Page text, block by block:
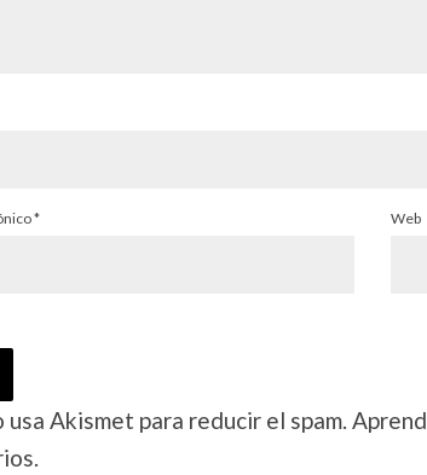
* Web
Akismet para reducir el spam.